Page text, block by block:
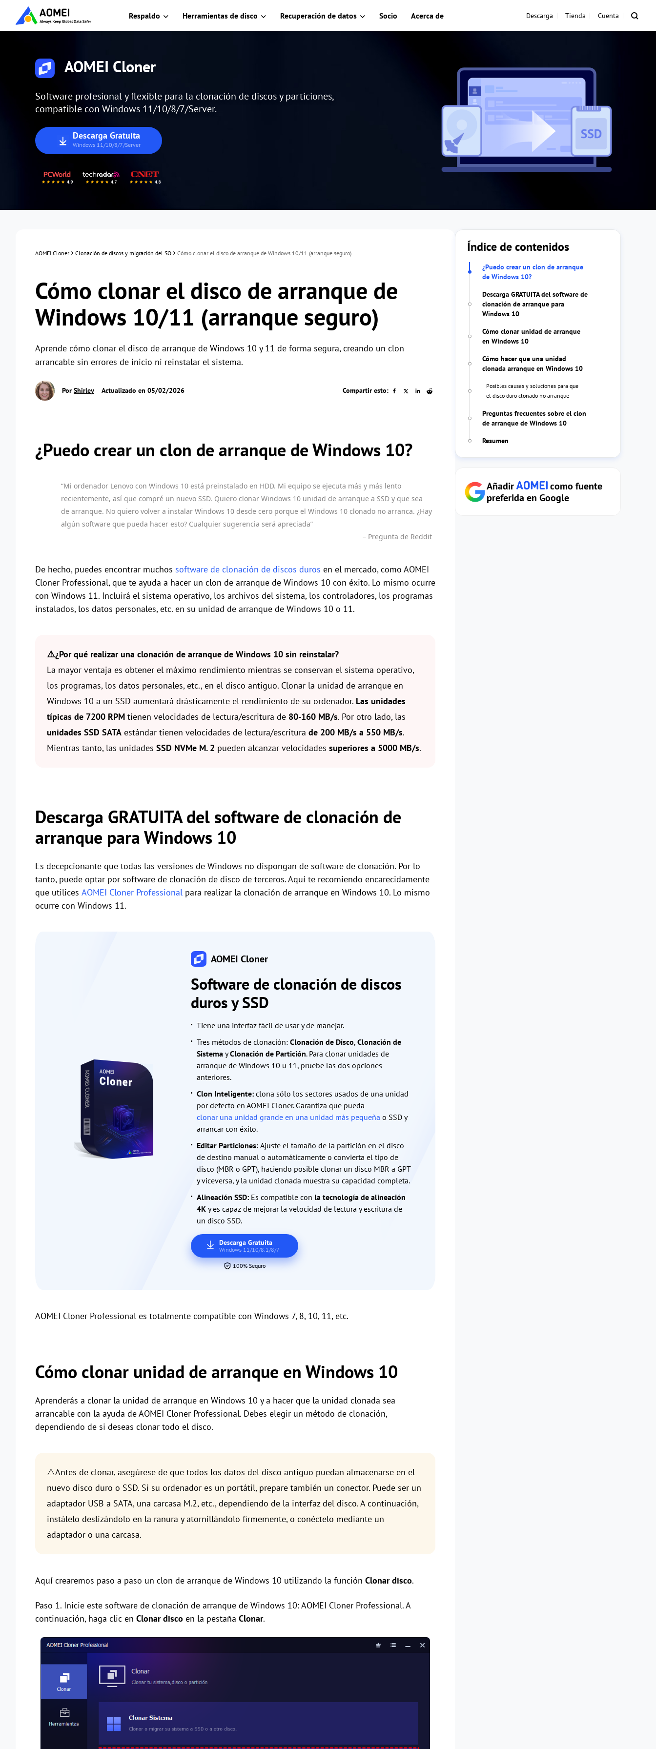
Respaldo Herramientas de disco Recuperación de datos Socio Acerca de Descarga Tienda Cuenta
AOMEI Cloner
Software profesional y flexible para la clonación de discos y particiones,
compatible con Windows 11/10/8/7/Server.
Descarga Gratuita
Windows 11/10/8/7/Server
AOMEI Cloner > Clonación de discos y migración del SO > Cómo clonar el disco de arranque de Windows 10/11 (arranque seguro)
Cómo clonar el disco de arranque de
Windows 10/11 (arranque seguro)
Aprende cómo clonar el disco de arranque de Windows 10 y 11 de forma segura, creando un clon
arrancable sin errores de inicio ni reinstalar el sistema.
Por Shirley Actualizado en 05/02/2026 Compartir esto:
¿Puedo crear un clon de arranque de Windows 10?
“Mi ordenador Lenovo con Windows 10 está preinstalado en HDD. Mi equipo se ejecuta más y más lento
recientemente, así que compré un nuevo SSD. Quiero clonar Windows 10 unidad de arranque a SSD y que sea
de arranque. No quiero volver a instalar Windows 10 desde cero porque el Windows 10 clonado no arranca. ¿Hay
algún software que pueda hacer esto? Cualquier sugerencia será apreciada”
– Pregunta de Reddit
De hecho, puedes encontrar muchos software de clonación de discos duros en el mercado, como AOMEI
Cloner Professional, que te ayuda a hacer un clon de arranque de Windows 10 con éxito. Lo mismo ocurre
con Windows 11. Incluirá el sistema operativo, los archivos del sistema, los controladores, los programas
instalados, los datos personales, etc. en su unidad de arranque de Windows 10 o 11.
⚠️¿Por qué realizar una clonación de arranque de Windows 10 sin reinstalar?
La mayor ventaja es obtener el máximo rendimiento mientras se conservan el sistema operativo,
los programas, los datos personales, etc., en el disco antiguo. Clonar la unidad de arranque en
Windows 10 a un SSD aumentará drásticamente el rendimiento de su ordenador. Las unidades
típicas de 7200 RPM tienen velocidades de lectura/escritura de 80-160 MB/s. Por otro lado, las
unidades SSD SATA estándar tienen velocidades de lectura/escritura de 200 MB/s a 550 MB/s.
Mientras tanto, las unidades SSD NVMe M. 2 pueden alcanzar velocidades superiores a 5000 MB/s.
Descarga GRATUITA del software de clonación de
arranque para Windows 10
Es decepcionante que todas las versiones de Windows no dispongan de software de clonación. Por lo
tanto, puede optar por software de clonación de disco de terceros. Aquí te recomiendo encarecidamente
que utilices AOMEI Cloner Professional para realizar la clonación de arranque en Windows 10. Lo mismo
ocurre con Windows 11.
AOMEI Cloner
Software de clonación de discos
duros y SSD
Tiene una interfaz fácil de usar y de manejar.
Tres métodos de clonación: Clonación de Disco, Clonación de
SistemayClonación de Partición. Para clonar unidades de
arranque de Windows 10 u 11, pruebe las dos opciones
anteriores.
Clon Inteligente: clona sólo los sectores usados de una unidad
por defecto en AOMEI Cloner. Garantiza que pueda
clonar una unidad grande en una unidad más pequeña o SSD y
arrancar con éxito.
Editar Particiones: Ajuste el tamaño de la partición en el disco
de destino manual o automáticamente o convierta el tipo de
disco (MBR o GPT), haciendo posible clonar un disco MBR a GPT
y viceversa, y la unidad clonada muestra su capacidad completa.
Alineación SSD: Es compatible con la tecnología de alineación
4K y es capaz de mejorar la velocidad de lectura y escritura de
un disco SSD.
Descarga Gratuita
Windows 11/10/8.1/8/7
100% Seguro
AOMEI Cloner Professional es totalmente compatible con Windows 7, 8, 10, 11, etc.
Cómo clonar unidad de arranque en Windows 10
Aprenderás a clonar la unidad de arranque en Windows 10 y a hacer que la unidad clonada sea
arrancable con la ayuda de AOMEI Cloner Professional. Debes elegir un método de clonación,
dependiendo de si deseas clonar todo el disco.
⚠️Antes de clonar, asegúrese de que todos los datos del disco antiguo puedan almacenarse en el
nuevo disco duro o SSD. Si su ordenador es un portátil, prepare también un conector. Puede ser un
adaptador USB a SATA, una carcasa M.2, etc., dependiendo de la interfaz del disco. A continuación,
instálelo deslizándolo en la ranura y atornillándolo firmemente, o conéctelo mediante un
adaptador o una carcasa.
Aquí crearemos paso a paso un clon de arranque de Windows 10 utilizando la función Clonar disco.
Paso 1. Inicie este software de clonación de arranque de Windows 10: AOMEI Cloner Professional. A
continuación, haga clic en Clonar disco en la pestaña Clonar.
Índice de contenidos
¿Puedo crear un clon de arranque
de Windows 10?
Descarga GRATUITA del software de
clonación de arranque para
Windows 10
Cómo clonar unidad de arranque
en Windows 10
Cómo hacer que una unidad
clonada arranque en Windows 10
Posibles causas y soluciones para que
el disco duro clonado no arranque
Preguntas frecuentes sobre el clon
de arranque de Windows 10
Resumen
Añadir
como fuente
preferida en Google